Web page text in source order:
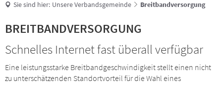
Sie sind hier: Unsere Verbandsgemeinde Breitbandversorgung
Breitbandversorgung
BREITBANDVERSORGUNG
Schnelles Internet fast überall verfügbar
Eine leistungsstarke Breitbandgeschwindigkeit stellt einen nicht
zu unterschätzenden Standortvorteil für die Wahl eines